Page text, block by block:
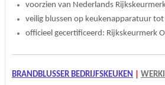
voorzien van Nederlands
veilig blussen op keukenapparatuur
officieel gecertificeerd: Rijkskeurmerk
BRANDBLUSSER BEDRIJFSKEUKEN